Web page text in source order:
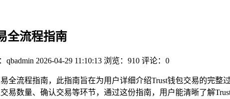
全流程指南
qbadmin 2026-04-29 11:10:13 浏览：910 评论：0
全流程指南，此指南旨在为用户详细介绍Trust钱包交易的完
易数量、确认交易等环节，通过这份指南，用户能清晰了解